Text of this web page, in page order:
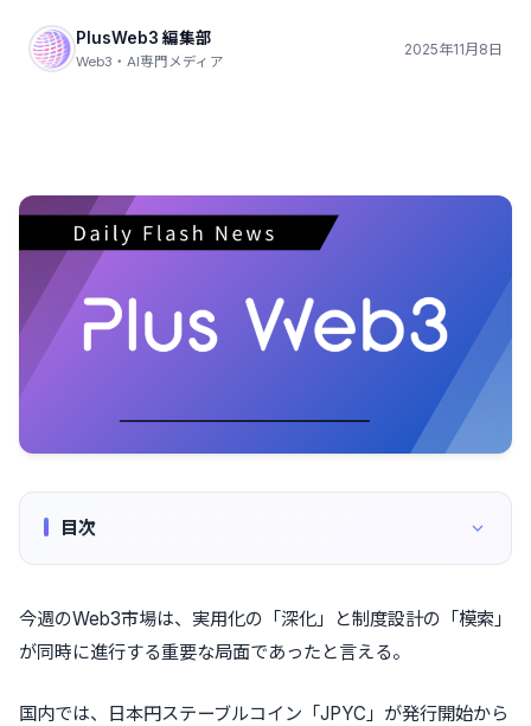
PlusWeb3 編集部
Web3・AI専門メディア
2025年11月8日
目次
今週のWeb3市場は、実用化の「深化」と制度設計の「模索」
が同時に進行する重要な局面であったと言える。
国内では、日本円ステーブルコイン「JPYC」が発行開始から